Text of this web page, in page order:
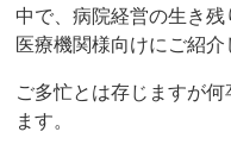
中で、病院経営の生き
医療機関様向けにご紹介
ご多忙とは存じますが
ます。